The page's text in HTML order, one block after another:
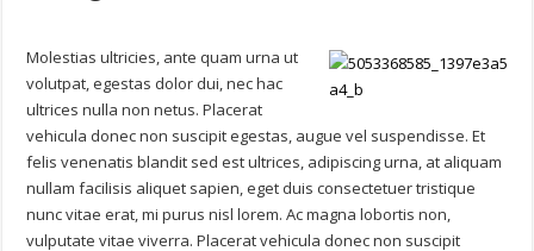
Molestias ultricies, ante quam urna ut
volutpat, egestas dolor dui, nec hac
ultrices nulla non netus. Placerat
vehicula donec non suscipit egestas, augue vel suspendisse. Et
felis venenatis blandit sed est ultrices, adipiscing urna, at aliquam
nullam facilisis aliquet sapien, eget duis consectetuer tristique
nunc vitae erat, mi purus nisl lorem. Ac magna lobortis non,
vulputate vitae viverra. Placerat vehicula donec non suscipit